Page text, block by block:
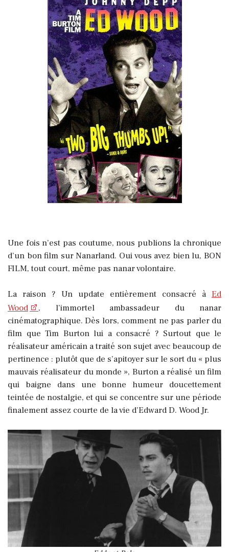
Une fois n’est pas coutume, nous publions la chronique
d’un bon film sur Nanarland. Oui vous avez bien lu, BON
FILM, tout court, même pas nanar volontaire.
La raison ? Un update entièrement consacré à Ed
Wood
, l’immortel ambassadeur du nanar
cinématographique. Dès lors, comment ne pas parler du
film que Tim Burton lui a consacré ? Surtout que le
réalisateur américain a traité son sujet avec beaucoup de
pertinence : plutôt que de s’apitoyer sur le sort du « plus
mauvais réalisateur du monde », Burton a réalisé un film
qui baigne dans une bonne humeur doucettement
teintée de nostalgie, et qui se concentre sur une période
finalement assez courte de la vie d’Edward D. Wood Jr.